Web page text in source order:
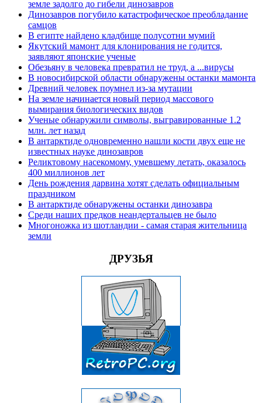
земле задолго до гибели динозавров
Динозавров погубило катастрофическое преобладание
самцов
В египте найдено кладбище полусотни мумий
Якутский мамонт для клонирования не годится,
заявляют японские ученые
Обезьяну в человека превратил не труд, а ...вирусы
В новосибирской области обнаружены останки мамонта
Древний человек поумнел из-за мутации
На земле начинается новый период массового
вымирания биологических видов
Ученые обнаружили символы, выгравированные 1.2
млн. лет назад
В антарктиде одновременно нашли кости двух еще не
известных науке динозавров
Реликтовому насекомому, умевшему летать, оказалось
400 миллионов лет
День рождения дарвина хотят сделать официальным
праздником
В антарктиде обнаружены останки динозавра
Среди наших предков неандертальцев не было
Многоножка из шотландии - самая старая жительница
земли
ДРУЗЬЯ